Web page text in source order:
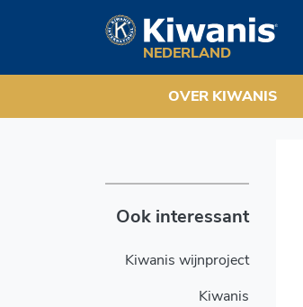
Kiwanis
NEDERLAND
OVER KIWANIS
Ook interessant
Kiwanis wijnproject
Kiwanis